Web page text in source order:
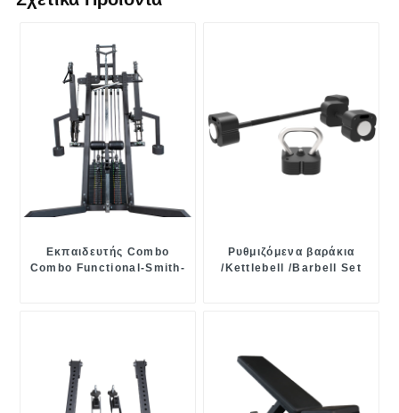
Εκπαιδευτής Combo
Combo Functional-Smith-
Ρυθμιζόμενα βαράκια
/Kettlebell /Barbell Set